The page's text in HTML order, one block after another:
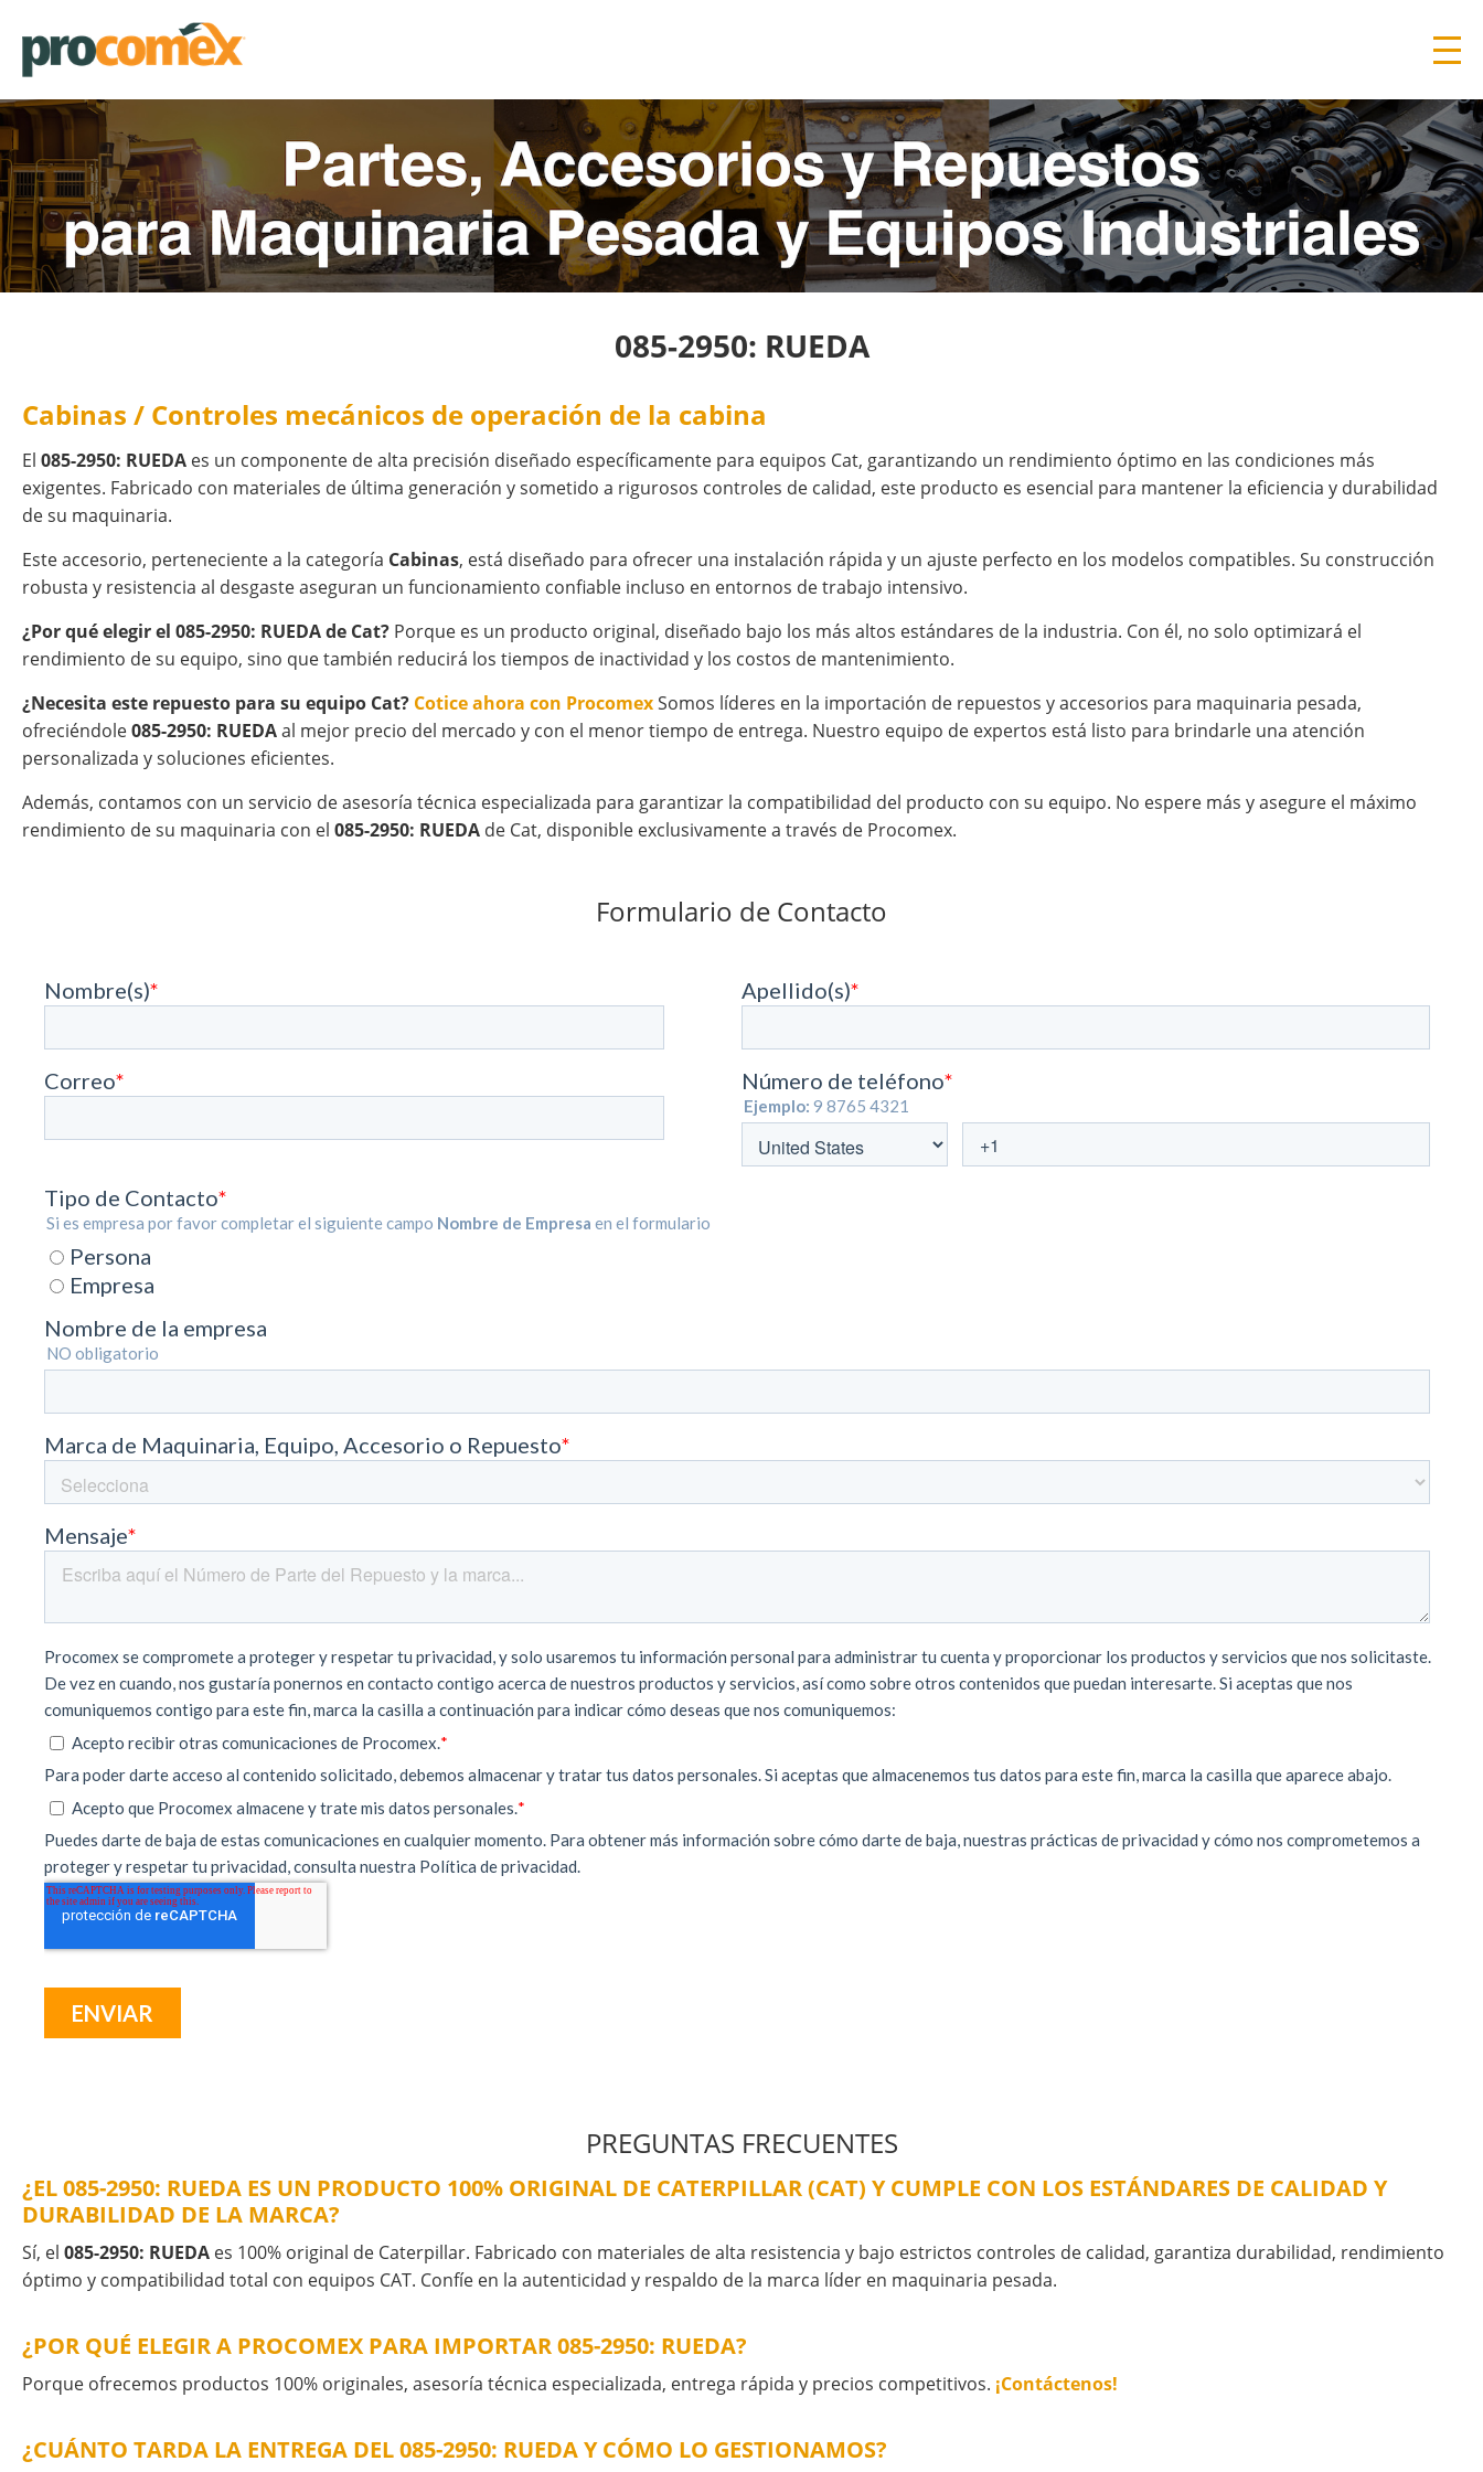
085-2950: RUEDA
Cabinas / Controles mecánicos de operación de la cabina
El 085-2950: RUEDA es un componente de alta precisión diseñado específicamente para equipos Cat, garantizando un rendimiento óptimo en las condiciones más
exigentes. Fabricado con materiales de última generación y sometido a rigurosos controles de calidad, este producto es esencial para mantener la eficiencia y durabilidad
de su maquinaria.
Este accesorio, perteneciente a la categoría Cabinas, está diseñado para ofrecer una instalación rápida y un ajuste perfecto en los modelos compatibles. Su construcción
robusta y resistencia al desgaste aseguran un funcionamiento confiable incluso en entornos de trabajo intensivo.
¿Por qué elegir el 085-2950: RUEDA de Cat? Porque es un producto original, diseñado bajo los más altos estándares de la industria. Con él, no solo optimizará el
rendimiento de su equipo, sino que también reducirá los tiempos de inactividad y los costos de mantenimiento.
¿Necesita este repuesto para su equipo Cat? Cotice ahora con ProcomexSomos líderes en la importación de repuestos y accesorios para maquinaria pesada,
ofreciéndole085-2950: RUEDAal mejor precio del mercado y con el menor tiempo de entrega. Nuestro equipo de expertos está listo para brindarle una atención
personalizada y soluciones eficientes.
Además, contamos con un servicio de asesoría técnica especializada para garantizar la compatibilidad del producto con su equipo. No espere más y asegure el máximo
rendimiento de su maquinaria con el 085-2950: RUEDA de Cat, disponible exclusivamente a través de Procomex.
Formulario de Contacto
PREGUNTAS FRECUENTES
¿EL 085-2950: RUEDA ES UN PRODUCTO 100% ORIGINAL DE CATERPILLAR (CAT) Y CUMPLE CON LOS ESTÁNDARES DE CALIDAD Y
DURABILIDAD DE LA MARCA?
Sí, el 085-2950: RUEDA es 100% original de Caterpillar. Fabricado con materiales de alta resistencia y bajo estrictos controles de calidad, garantiza durabilidad, rendimiento
óptimo y compatibilidad total con equipos CAT. Confíe en la autenticidad y respaldo de la marca líder en maquinaria pesada.
¿POR QUÉ ELEGIR A PROCOMEX PARA IMPORTAR 085-2950: RUEDA?
Porque ofrecemos productos 100% originales, asesoría técnica especializada, entrega rápida y precios competitivos. ¡Contáctenos!
¿CUÁNTO TARDA LA ENTREGA DEL 085-2950: RUEDA Y CÓMO LO GESTIONAMOS?